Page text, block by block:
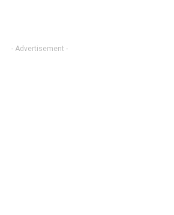
- Advertisement -